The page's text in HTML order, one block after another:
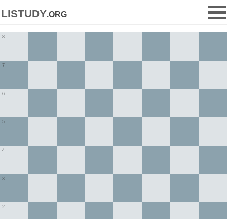
listudy.org
2
3
4
5
6
7
8